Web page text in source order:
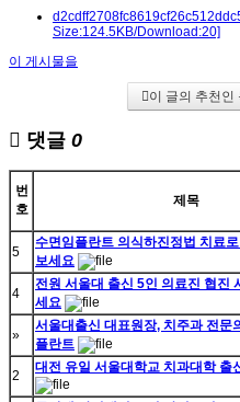
Size:124.5KB/Download:20]
이 게시물을
이 글의 추천인
댓글 0
번
호
제목
5
수면임플란트 의식하진정법 치료
보세요
4
전원 서울대 출신 5인 의료진 협진
세요
»
서울대출신 대표원장, 치주과 전문
플란트
2
대전 유일 서울대학교 치과대학 출